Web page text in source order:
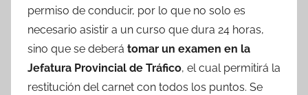
permiso de conducir, por lo que no solo es
necesario asistir a un curso que dura 24 horas,
sino que se deberá tomar un examen en la
Jefatura Provincial de Tráfico, el cual permitirá la
restitución del carnet con todos los puntos. Se